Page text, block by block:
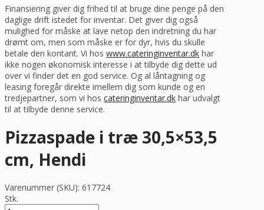
Finansiering giver dig frihed til at bruge dine penge på den
daglige drift istedet for inventar. Det giver dig også
mulighed for måske at lave netop den indretning du har
drømt om, men som måske er for dyr, hvis du skulle
betale den kontant. Vi hos www.cateringinventar.dk har
ikke nogen økonomisk interesse i at tilbyde dig dette ud
over vi finder det en god service. Og al låntagning og
leasing foregår direkte imellem dig som kunde og en
tredjepartner, som vi hos cateringinventar.dk har udvalgt
til at tilbyde denne service.
Pizzaspade i træ 30,5×53,5
cm, Hendi
Varenummer (SKU): 617724
Stk.